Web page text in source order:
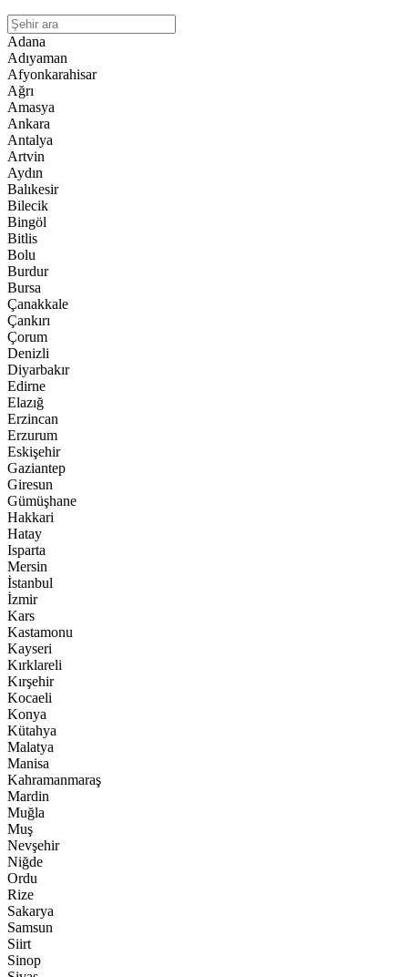
Adana
Adıyaman
Afyonkarahisar
Ağrı
Amasya
Ankara
Antalya
Artvin
Aydın
Balıkesir
Bilecik
Bingöl
Bitlis
Bolu
Burdur
Bursa
Çanakkale
Çankırı
Çorum
Denizli
Diyarbakır
Edirne
Elazığ
Erzincan
Erzurum
Eskişehir
Gaziantep
Giresun
Gümüşhane
Hakkari
Hatay
Isparta
Mersin
İstanbul
İzmir
Kars
Kastamonu
Kayseri
Kırklareli
Kırşehir
Kocaeli
Konya
Kütahya
Malatya
Manisa
Kahramanmaraş
Mardin
Muğla
Muş
Nevşehir
Niğde
Ordu
Rize
Sakarya
Samsun
Siirt
Sinop